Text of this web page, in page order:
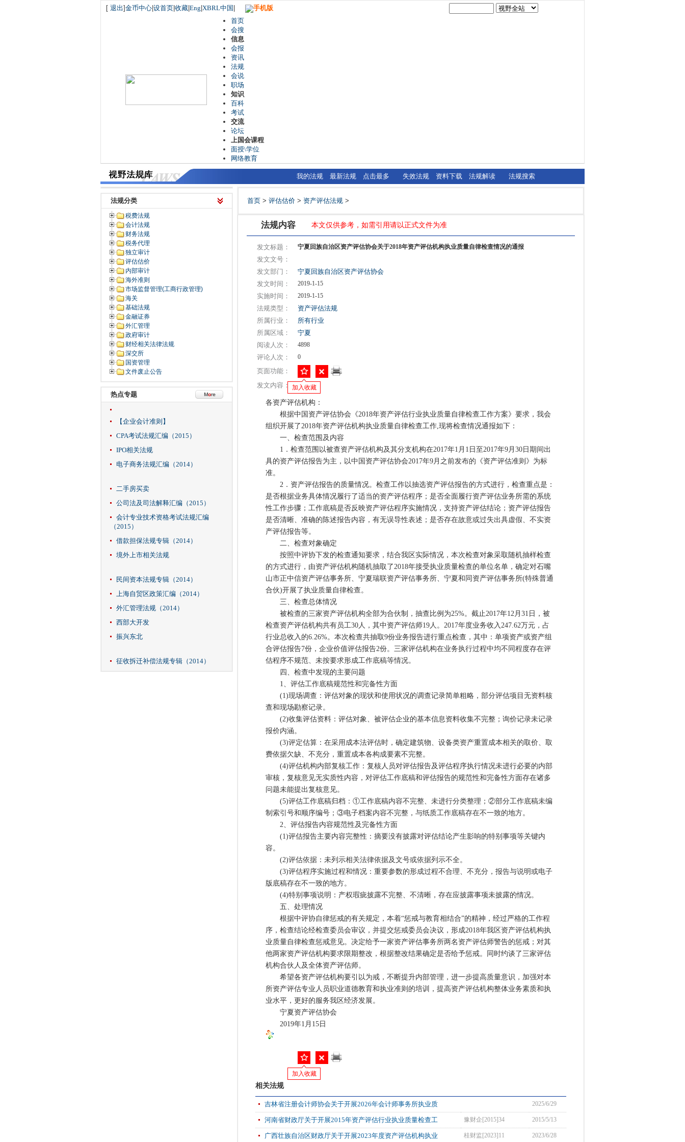
[ 退出]金币中心 设首页 收藏 Eng XBRL中国
手机版
首页
会搜
信息
会报
资讯
法规
会说
职场
知识
百科
考试
交流
论坛
上国会课程
面授\学位
网络教育
我的法规 最新法规 点击最多 失效法规 资料下载 法规解读 法规搜索
法规分类
税费法规
会计法规
财务法规
税务代理
独立审计
评估估价
内部审计
海外准则
市场监督管理(工商行政管理)
海关
基础法规
金融证券
外汇管理
政府审计
财经相关法律法规
深交所
国资管理
文件废止公告
热点专题
【企业会计准则】
CPA考试法规汇编（2015）
IPO相关法规
电子商务法规汇编（2014）
二手房买卖
公司法及司法解释汇编（2015）
会计专业技术资格考试法规汇编
（2015）
借款担保法规专辑（2014）
境外上市相关法规
民间资本法规专辑（2014）
上海自贸区政策汇编（2014）
外汇管理法规（2014）
西部大开发
振兴东北
征收拆迁补偿法规专辑（2014）
首页 > 评估估价 > 资产评估法规 >
法规内容 本文仅供参考，如需引用请以正式文件为准
发文标题： 宁夏回族自治区资产评估协会关于2018年资产评估机构执业质量自律检查情况的通报
发文文号：
发文部门：
宁夏回族自治区资产评估协会
发文时间：
2019-1-15
实施时间： 2019-1-15
法规类型：
资产评估法规
所属行业：
所有行业
所属区域：
宁夏
阅读人次：
4898
评论人次： 0
页面功能：
加入收藏
发文内容：
各资产评估机构：
根据中国资产评估协会《2018年资产评估行业执业质量自律检查工作方案》要求，我会
组织开展了2018年资产评估机构执业质量自律检查工作,现将检查情况通报如下：
一、检查范围及内容
1．检查范围以被查资产评估机构及其分支机构在2017年1月1日至2017年9月30日期间出
具的资产评估报告为主，以中国资产评估协会2017年9月之前发布的《资产评估准则》为标
准。
2．资产评估报告的质量情况。检查工作以抽选资产评估报告的方式进行，检查重点是：
是否根据业务具体情况履行了适当的资产评估程序；是否全面履行资产评估业务所需的系统
性工作步骤；工作底稿是否反映资产评估程序实施情况，支持资产评估结论；资产评估报告
是否清晰、准确的陈述报告内容，有无误导性表述；是否存在故意或过失出具虚假、不实资
产评估报告等。
二、检查对象确定
按照中评协下发的检查通知要求，结合我区实际情况，本次检查对象采取随机抽样检查
的方式进行，由资产评估机构随机抽取了2018年接受执业质量检查的单位名单，确定对石嘴
山市正中信资产评估事务所、宁夏瑞联资产评估事务所、宁夏和同资产评估事务所(特殊普通
合伙)开展了执业质量自律检查。
三、检查总体情况
被检查的三家资产评估机构全部为合伙制，抽查比例为25%。截止2017年12月31日，被
检查资产评估机构共有员工30人，其中资产评估师19人。2017年度业务收入247.62万元，占
行业总收入的6.26%。本次检查共抽取9份业务报告进行重点检查，其中：单项资产或资产组
合评估报告7份，企业价值评估报告2份。三家评估机构在业务执行过程中均不同程度存在评
估程序不规范、未按要求形成工作底稿等情况。
四、检查中发现的主要问题
1、评估工作底稿规范性和完备性方面
(1)现场调查：评估对象的现状和使用状况的调查记录简单粗略，部分评估项目无资料核
查和现场勘察记录。
(2)收集评估资料：评估对象、被评估企业的基本信息资料收集不完整；询价记录未记录
报价内涵。
(3)评定估算：在采用成本法评估时，确定建筑物、设备类资产重置成本相关的取价、取
费依据欠缺、不充分，重置成本各构成要素不完整。
(4)评估机构内部复核工作：复核人员对评估报告及评估程序执行情况未进行必要的内部
审核，复核意见无实质性内容，对评估工作底稿和评估报告的规范性和完备性方面存在诸多
问题未能提出复核意见。
(5)评估工作底稿归档：①工作底稿内容不完整、未进行分类整理；②部分工作底稿未编
制索引号和顺序编号；③电子档案内容不完整，与纸质工作底稿存在不一致的地方。
2、评估报告内容规范性及完备性方面
(1)评估报告主要内容完整性：摘要没有披露对评估结论产生影响的特别事项等关键内
容。
(2)评估依据：未列示相关法律依据及文号或依据列示不全。
(3)评估程序实施过程和情况：重要参数的形成过程不合理、不充分，报告与说明或电子
版底稿存在不一致的地方。
(4)特别事项说明：产权瑕疵披露不完整、不清晰，存在应披露事项未披露的情况。
五、处理情况
根据中评协自律惩戒的有关规定，本着“惩戒与教育相结合”的精神，经过严格的工作程
序，检查结论经检查委员会审议，并提交惩戒委员会决议，形成2018年我区资产评估机构执
业质量自律检查惩戒意见。决定给予一家资产评估事务所两名资产评估师警告的惩戒；对其
他两家资产评估机构要求限期整改，根据整改结果确定是否给予惩戒。同时约谈了三家评估
机构合伙人及全体资产评估师。
希望各资产评估机构要引以为戒，不断提升内部管理，进一步提高质量意识，加强对本
所资产评估专业人员职业道德教育和执业准则的培训，提高资产评估机构整体业务素质和执
业水平，更好的服务我区经济发展。
宁夏资产评估协会
2019年1月15日
加入收藏
相关法规
吉林省注册会计师协会关于开展2026年会计师事务所执业质 2025/6/29
河南省财政厅关于开展2015年资产评估行业执业质量检查工 豫财企[2015]34 2015/5/13
广西壮族自治区财政厅关于开展2023年度资产评估机构执业 桂财监[2023]11 2023/6/28